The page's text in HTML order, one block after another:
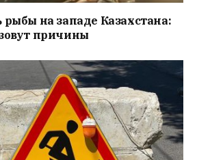
рыбы на западе Казахстана:
причины